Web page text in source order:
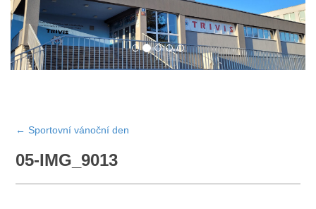
← Sportovní vánoční den
05-IMG_9013